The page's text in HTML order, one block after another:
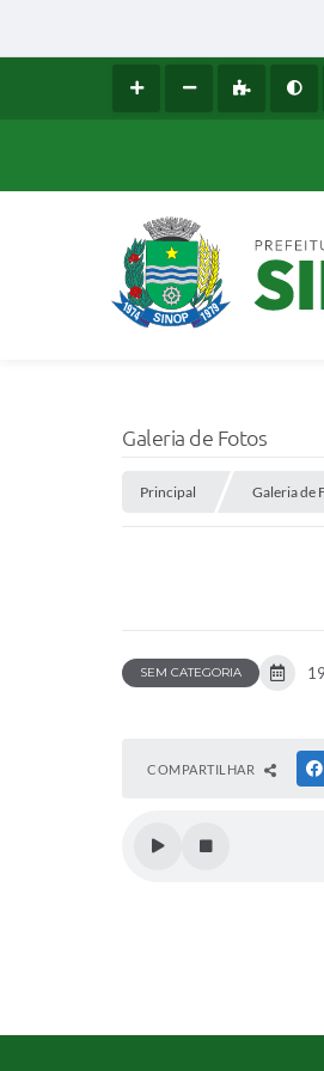
Galeria de Fotos
Principal Galeria de
SEM CATEGORIA
COMPARTILHAR